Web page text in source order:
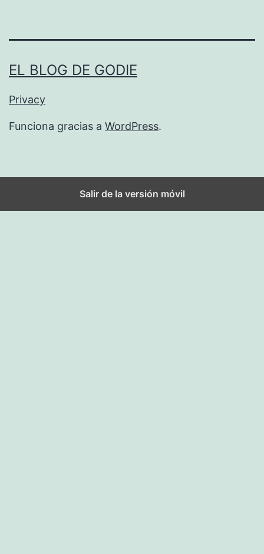
EL BLOG DE GODIE
Privacy
Funciona gracias a WordPress.
Salir de la versión móvil